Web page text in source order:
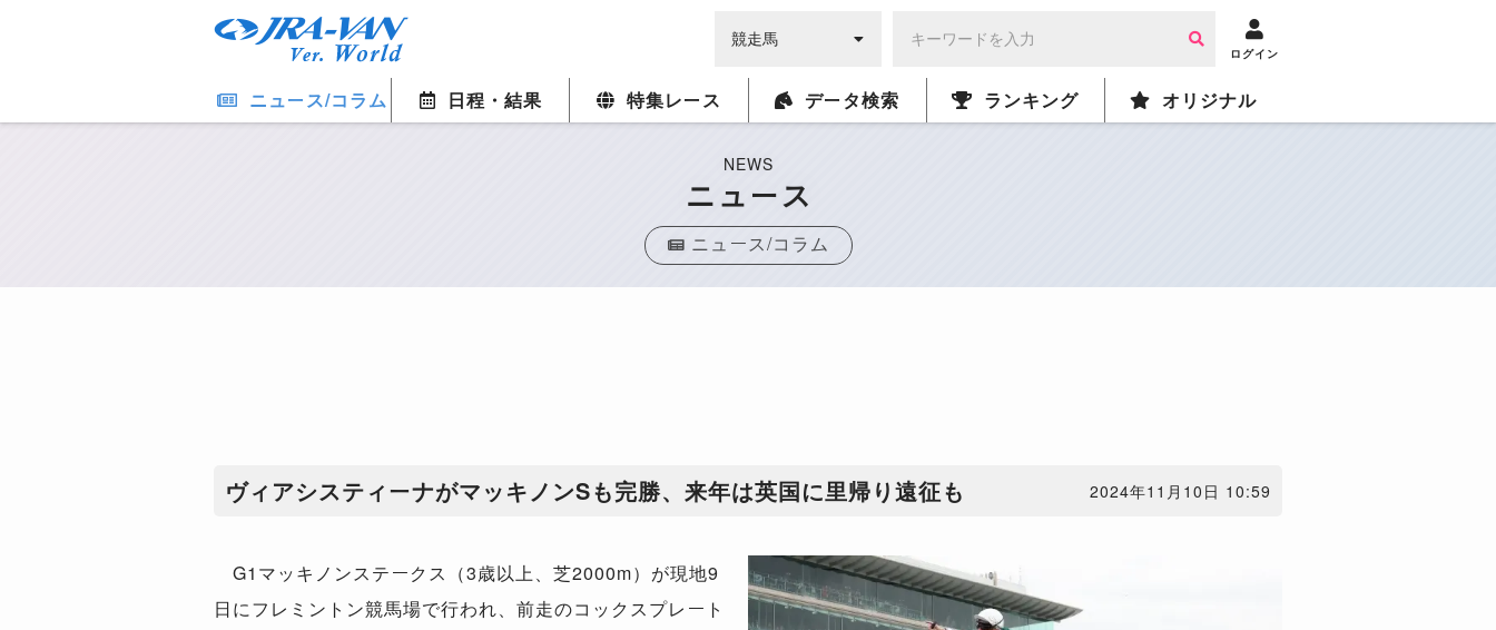
ログイン
ニュース/コラム 日程・結果 特集レース データ検索 ランキング オリジナル
NEWS
ニュース
ニュース/コラム
ヴィアシスティーナがマッキノンSも完勝、来年は英国に里帰り遠征も 2024年11月10日 10:59
G1マッキノンステークス（3歳以上、芝2000m）が現地9
日にフレミントン競馬場で行われ、前走のコックスプレート